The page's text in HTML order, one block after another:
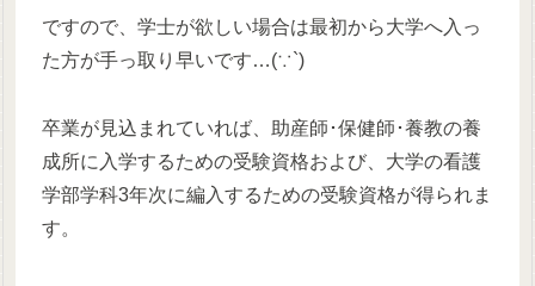
ですので、学士が欲しい場合は最初から大学へ入っ
た方が手っ取り早いです…(∵`)
卒業が見込まれていれば、助産師･保健師･養教の養
成所に入学するための受験資格および、大学の看護
学部学科3年次に編入するための受験資格が得られま
す。